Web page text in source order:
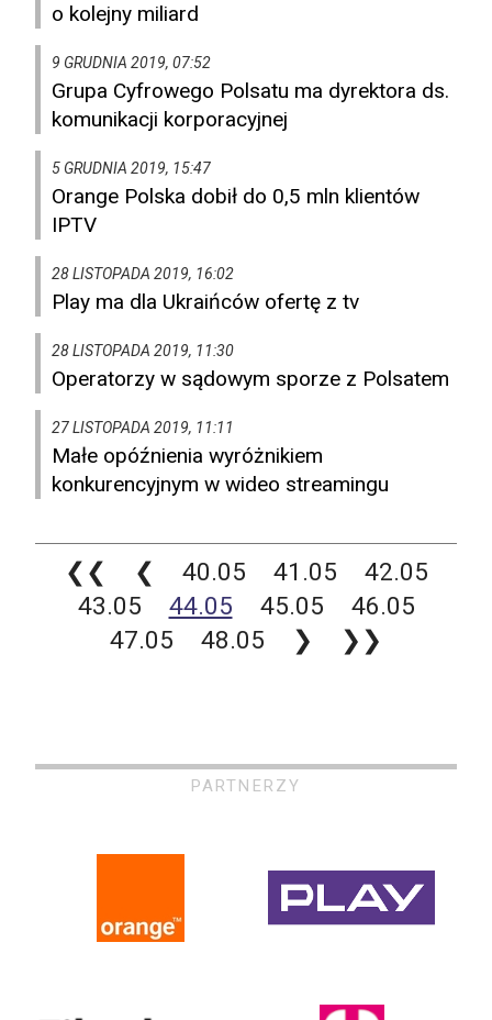
o kolejny miliard
9 GRUDNIA 2019, 07:52
Grupa Cyfrowego Polsatu ma dyrektora ds.
komunikacji korporacyjnej
5 GRUDNIA 2019, 15:47
Orange Polska dobił do 0,5 mln klientów
IPTV
28 LISTOPADA 2019, 16:02
Play ma dla Ukraińców ofertę z tv
28 LISTOPADA 2019, 11:30
Operatorzy w sądowym sporze z Polsatem
27 LISTOPADA 2019, 11:11
Małe opóźnienia wyróżnikiem
konkurencyjnym w wideo streamingu
❮❮ ❮ 40.05 41.05
42.05
43.05
44.05 45.05
46.05
47.05
48.05 ❯ ❯❯
PARTNERZY